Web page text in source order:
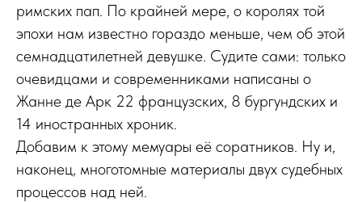
римских пап. По крайней мере, о королях той
эпохи нам известно гораздо меньше, чем об этой
семнадцатилетней девушке. Судите сами: только
очевидцами и современниками написаны о
Жанне де Арк 22 французских, 8 бургундских и
14 иностранных хроник.
Добавим к этому мемуары её соратников. Ну и,
наконец, многотомные материалы двух судебных
процессов над ней.